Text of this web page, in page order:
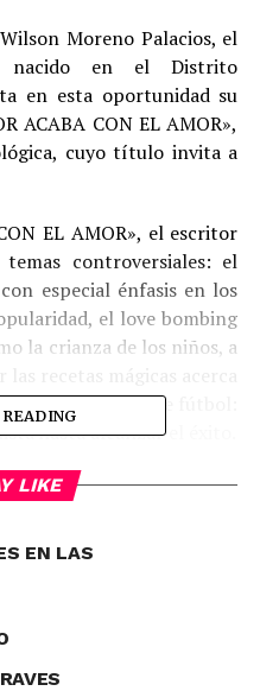
Moreno Palacios, el
nacido en el Distrito
en esta oportunidad su
ACABA CON EL AMOR»,
cuyo título invita a
EL AMOR», el escritor
controversiales: el
especial énfasis en los
el love bombing
la crianza de los niños, a
y también habla de fútbol:
hasta alcanzar el éxito.
EL AMOR» es una novela
Sábato (El túnel) y
pasando por Platón,
tanto, un elogio de la
personas y quiénes son
LIKE
EN LAS